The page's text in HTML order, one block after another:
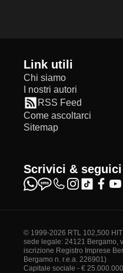
Link utili
Chi siamo
I nostri autori
RSS Feed
Come ascoltarci
Sitemap
Scrivici &
© 1999-2026 RTL 102,500
sede legale: 24121 Bergamo,
iscrizione Registro Imprese
Bergamo n. r.e.a. 226901)
Capitale sociale - €